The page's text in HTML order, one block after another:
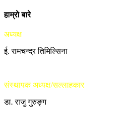
हाम्रो बारे
अध्यक्ष
ई. रामचन्द्र तिमिल्सिना
संस्थापक अध्यक्ष/सल्लाहकार
डा. राजु गुरुङ्ग